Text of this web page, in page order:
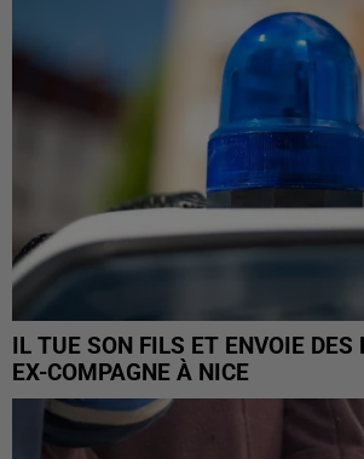
IL TUE SON FILS ET ENVOIE DES
EX-COMPAGNE À NICE